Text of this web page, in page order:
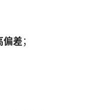
偏差；